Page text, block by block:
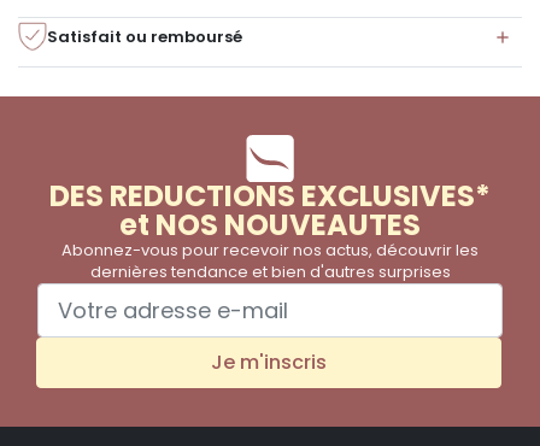
Satisfait ou remboursé
DES REDUCTIONS EXCLUSIVES*
et NOS NOUVEAUTES
Abonnez-vous pour recevoir nos actus, découvrir les
dernières tendance et bien d'autres surprises
Je m'inscris